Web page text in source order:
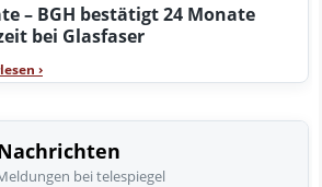
– BGH bestätigt 24 Monate
bei Glasfaser
›
bei telespiegel